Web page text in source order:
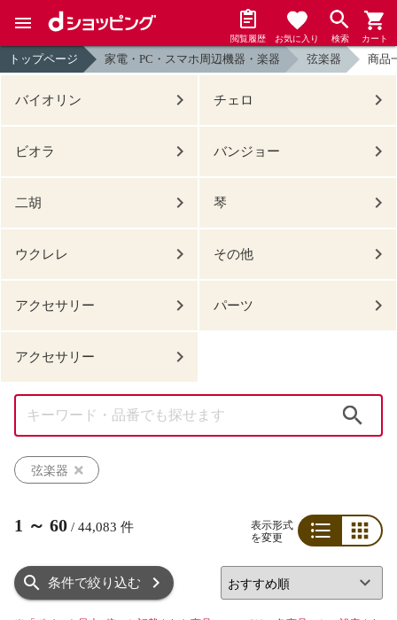
閲覧履歴 お気に入り 検索 カート
トップページ 家電・PC・スマホ周辺機器・楽器 弦楽器 商品
バイオリン チェロ
ビオラ バンジョー
二胡 琴
ウクレレ その他
アクセサリー パーツ
アクセサリー
弦楽器
1 ～ 60 / 44,083 件
表示形式
を変更
条件で絞り込む